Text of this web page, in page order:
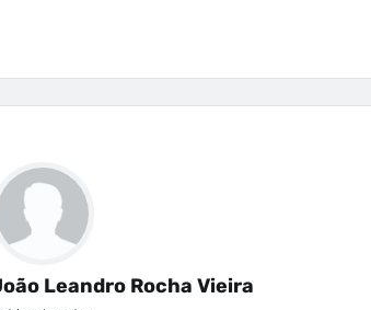
Leandro Rocha Vieira